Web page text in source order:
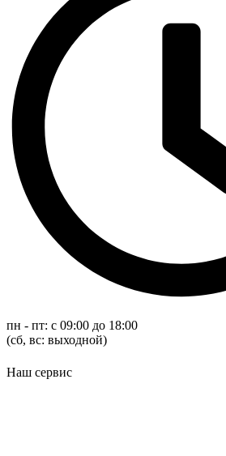
пн - пт: с 09:00 до 18:00
(cб, вс: выходной)
Наш сервис